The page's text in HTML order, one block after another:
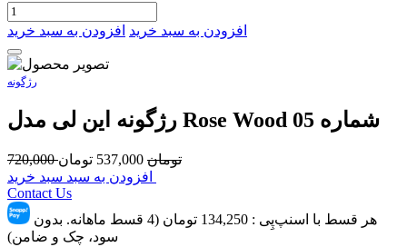
افزودن به سبد خرید افزودن به سبد خرید
رژگونه
رژگونه این لی مدل Rose Wood شماره 05
720,000 تومان 537,000 تومان
Contact Us
هر قسط با اسنپ‌پِی : 134,250
تومان (4 قسط ماهانه. بدون
سود، چک و ضامن)